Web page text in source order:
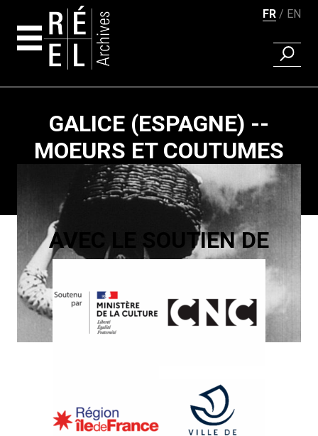
FR EN
GALICE (ESPAGNE) --
MOEURS ET COUTUMES
GALICIA – FINIS TERRAE
Fernando G. Mantilla
Pagination
AVEC LE SOUTIEN DE